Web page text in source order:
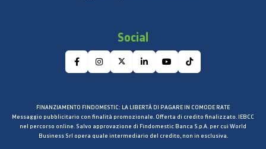
Social
FINANZIAMENTO FINDOMESTIC: LA LIBERTÀ DI PAGARE IN COMODE RATE
Messaggio pubblicitario con finalità promozionale. Offerta di credito finalizzato. IEBCC
nel percorso online. Salvo approvazione di Findomestic Banca S.p.A. per cui World
Business Srl opera quale intermediario del credito, non in esclusiva.